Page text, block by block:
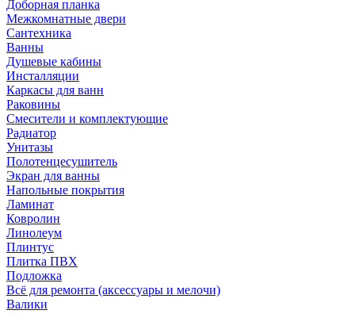
Доборная планка
Межкомнатные двери
Сантехника
Ванны
Душевые кабины
Инсталляции
Каркасы для ванн
Раковины
Смесители и комплектующие
Радиатор
Унитазы
Полотенцесушитель
Экран для ванны
Напольные покрытия
Ламинат
Ковролин
Линолеум
Плинтус
Плитка ПВХ
Подложка
Всё для ремонта (аксессуары и мелочи)
Валики